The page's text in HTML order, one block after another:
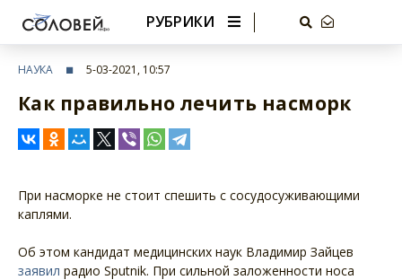
РУБРИКИ
НАУКА 5-03-2021, 10:57
Как правильно лечить насморк
При насморке не стоит спешить с сосудосуживающими
каплями.
Об этом кандидат медицинских наук Владимир Зайцев
заявил радио Sputnik. При сильной заложенности носа